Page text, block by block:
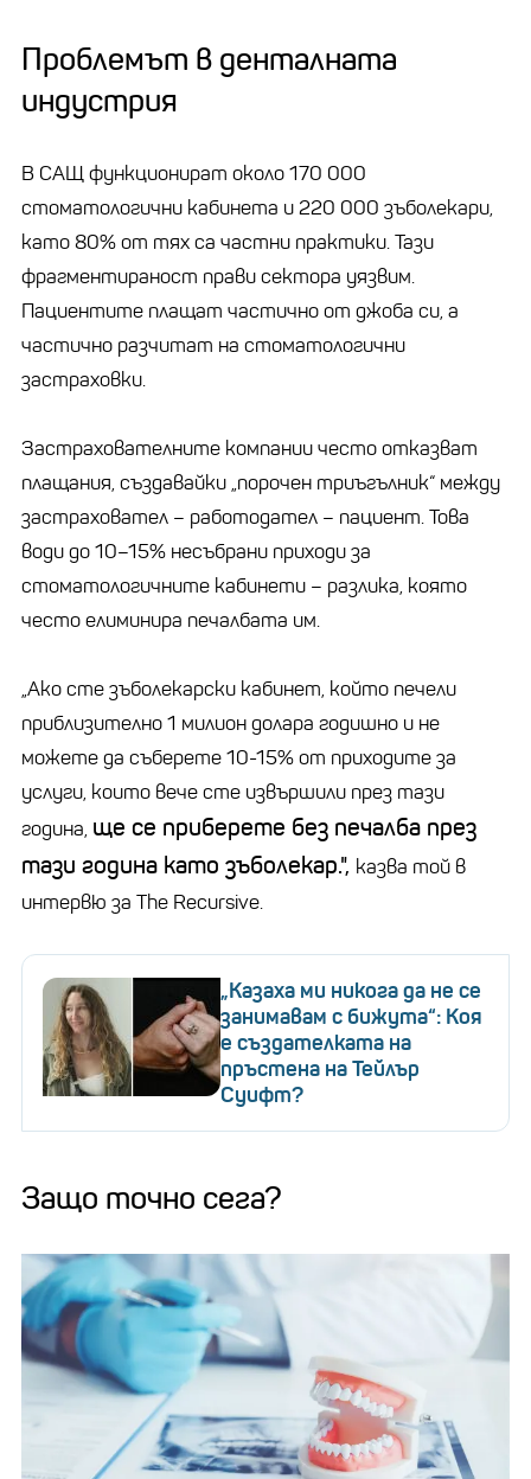
Проблемът в денталната
индустрия
В САЩ функционират около 170 000
стоматологични кабинета и 220 000 зъболекари,
като 80% от тях са частни практики. Тази
фрагментираност прави сектора уязвим.
Пациентите плащат частично от джоба си, а
частично разчитат на стоматологични
застраховки.
Застрахователните компании често отказват
плащания, създавайки „порочен триъгълник“ между
застраховател – работодател – пациент. Това
води до 10–15% несъбрани приходи за
стоматологичните кабинети – разлика, която
често елиминира печалбата им.
„Ако сте зъболекарски кабинет, който печели
приблизително 1 милион долара годишно и не
можете да съберете 10-15% от приходите за
услуги, които вече сте извършили през тази
година, ще се приберете без печалба през
тази година като зъболекар.", казва той в
интервю за The Recursive.
„Казаха ми никога да не се
занимавам с бижута“: Коя
е създателката на
пръстена на Тейлър
Суифт?
Защо точно сега?